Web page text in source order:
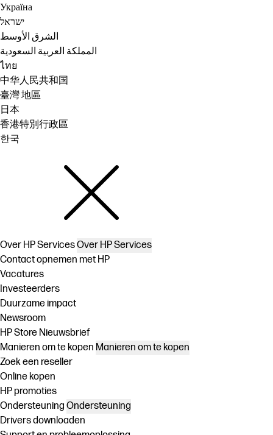
Україна
ישראל
الشرق الأوسط
المملكة العربية السعودية
ไทย
中华人民共和国
臺灣 地區
日本
香港特別行政區
한국
Over HP ServicesOver HP Services
Contact opnemen met HP
Vacatures
Investeerders
Duurzame impact
Newsroom
HP Store Nieuwsbrief
Manieren om te kopen Manieren om te kopen
Zoek een reseller
Online kopen
HP promoties
Ondersteuning Ondersteuning
Drivers downloaden